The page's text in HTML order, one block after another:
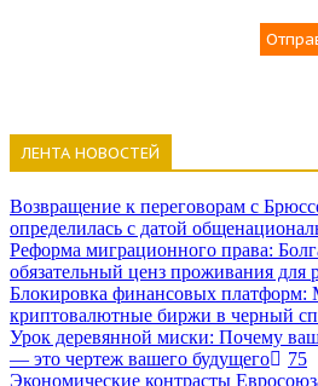
ЛЕНТА НОВОСТЕЙ
Возвращение к переговорам с
определилась с датой
Реформа миграционного права:
обязательный ценз проживания для
Блокировка финансовых
криптовалютные биржи в черный
Урок деревянной миски: Почему
— это чертеж вашего будущего
75
Экономические контрасты